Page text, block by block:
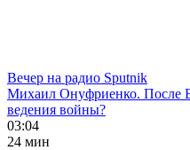
Вечер на радио Sputnik
Михаил Онуфриенко. После
ведения войны?
03:04
24 мин